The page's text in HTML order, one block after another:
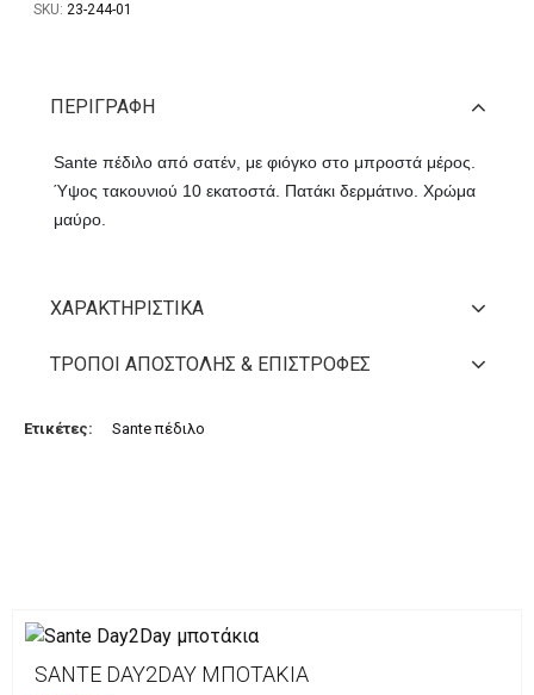
SKU: 23-244-01
ΠΕΡΙΓΡΑΦΉ
Sante πέδιλο από σατέν, με φιόγκο στο μπροστά μέρος.
Ύψος τακουνιού 10 εκατοστά. Πατάκι δερμάτινο. Χρώμα
μαύρο.
ΧΑΡΑΚΤΗΡΙΣΤΙΚΆ
ΤΡΌΠΟΙ ΑΠΟΣΤΟΛΉΣ & ΕΠΙΣΤΡΟΦΈΣ
Ετικέτες: Sante πέδιλο
SANTE DAY2DAY ΜΠΟΤΆΚΙΑ